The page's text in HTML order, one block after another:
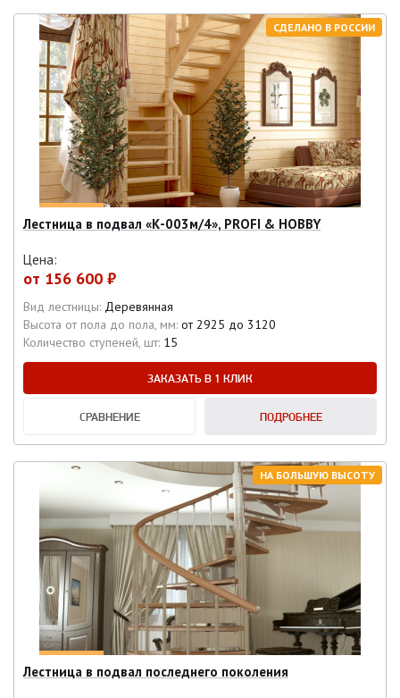
СДЕЛАНО В РОССИИ
Лестница в подвал «К-003м/4», PROFI & HOBBY
Цена:
от 156 600 ₽
Вид лестницы: Деревянная
Высота от пола до пола, мм: от 2925 до 3120
Количество ступеней, шт: 15
ЗАКАЗАТЬ В 1 КЛИК
СРАВНЕНИЕ ПОДРОБНЕЕ
НА БОЛЬШУЮ ВЫСОТУ
Лестница в подвал последнего поколения